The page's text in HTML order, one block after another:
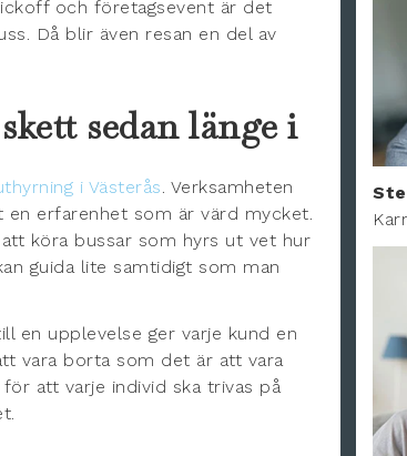
och företagsevent är det
Då blir även resan en del av
sedan länge i
i Västerås. Verksamheten
en erfarenhet som är värd mycket.
köra bussar som hyrs ut vet hur
guida lite samtidigt som man
en upplevelse ger varje kund en
vara borta som det är att vara
att varje individ ska trivas på